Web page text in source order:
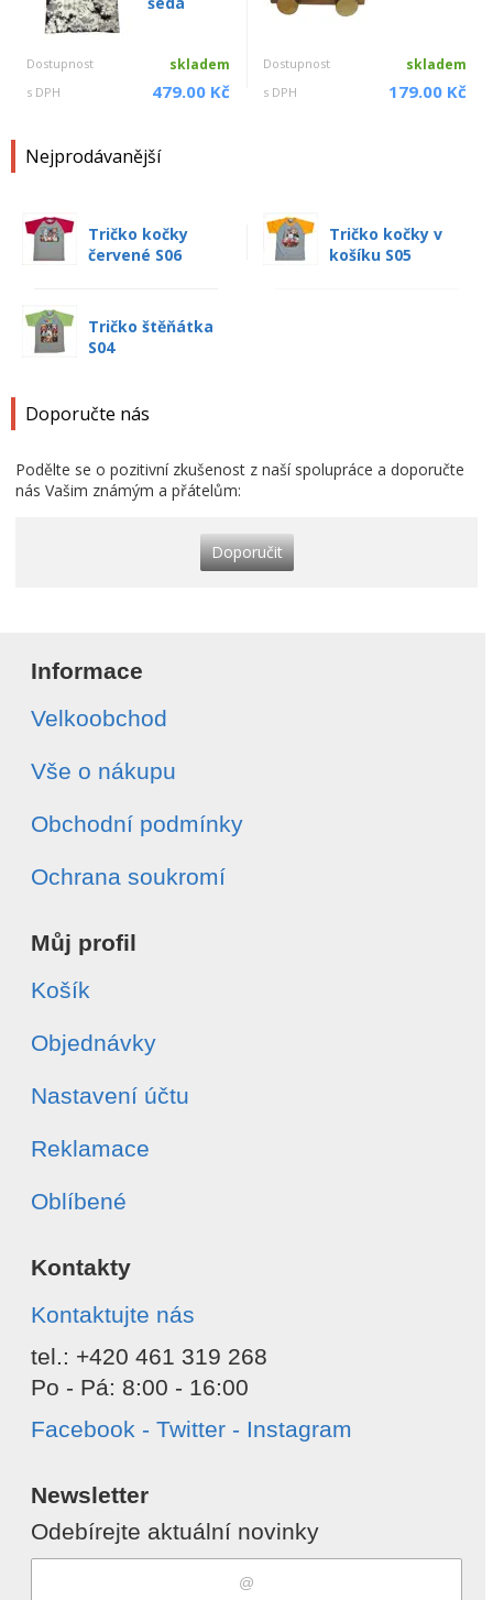
Dostupnost skladem
s DPH 479.00 Kč
Dostupnost skladem
s DPH 179.00 Kč
Nejprodávanější
Tričko kočky
červené S06
Tričko kočky v
košíku S05
Tričko štěňátka
S04
Doporučte nás
Podělte se o pozitivní zkušenost z naší spolupráce a doporučte
nás Vašim známým a přátelům:
Doporučit
Informace
Velkoobchod
Vše o nákupu
Obchodní podmínky
Ochrana soukromí
Můj profil
Košík
Objednávky
Nastavení účtu
Reklamace
Oblíbené
Kontakty
Kontaktujte nás
tel.: +420 461 319 268
Po - Pá: 8:00 - 16:00
Facebook - Twitter - Instagram
Newsletter
Odebírejte aktuální novinky